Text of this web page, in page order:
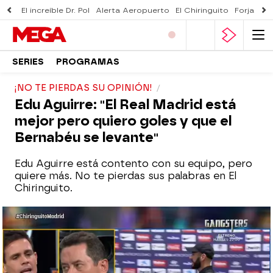
El increíble Dr. Pol Alerta Aeropuerto El Chiringuito Forjado
SERIES PROGRAMAS
¡NO TE PIERDAS SU OPINIÓN!
Edu Aguirre: "El Real Madrid está
mejor pero quiero goles y que el
Bernabéu se levante"
Edu Aguirre está contento con su equipo, pero
quiere más. No te pierdas sus palabras en El
Chiringuito.